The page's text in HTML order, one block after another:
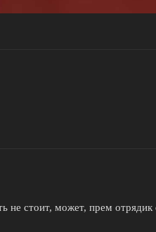
не стоит, может, прем